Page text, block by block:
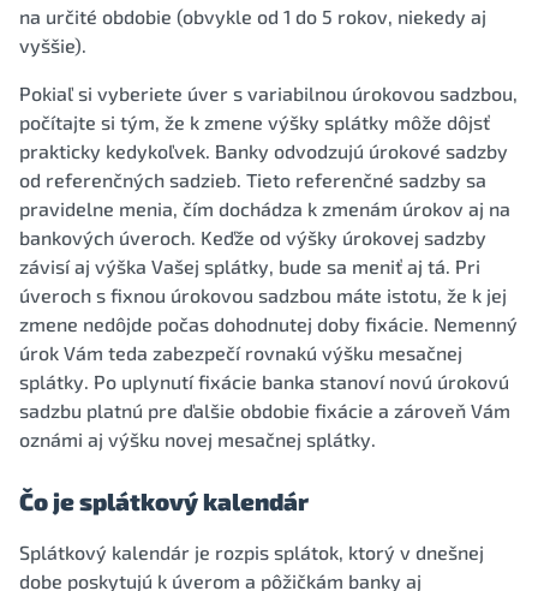
na určité obdobie (obvykle od 1 do 5 rokov, niekedy aj
vyššie).
Pokiaľ si vyberiete úver s variabilnou úrokovou sadzbou,
počítajte si tým, že k zmene výšky splátky môže dôjsť
prakticky kedykoľvek. Banky odvodzujú úrokové sadzby
od referenčných sadzieb. Tieto referenčné sadzby sa
pravidelne menia, čím dochádza k zmenám úrokov aj na
bankových úveroch. Keďže od výšky úrokovej sadzby
závisí aj výška Vašej splátky, bude sa meniť aj tá. Pri
úveroch s fixnou úrokovou sadzbou máte istotu, že k jej
zmene nedôjde počas dohodnutej doby fixácie. Nemenný
úrok Vám teda zabezpečí rovnakú výšku mesačnej
splátky. Po uplynutí fixácie banka stanoví novú úrokovú
sadzbu platnú pre ďalšie obdobie fixácie a zároveň Vám
oznámi aj výšku novej mesačnej splátky.
Čo je splátkový kalendár
Splátkový kalendár je rozpis splátok, ktorý v dnešnej
dobe poskytujú k úverom a pôžičkám banky aj